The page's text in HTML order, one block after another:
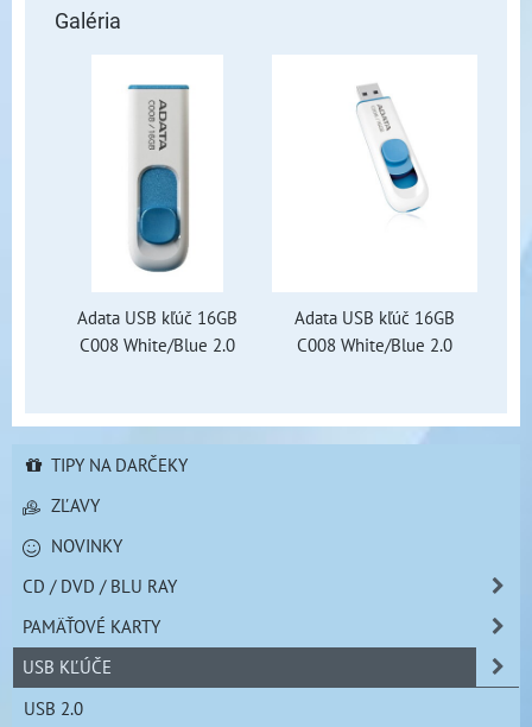
Galéria
Adata USB kľúč 16GB
C008 White/Blue 2.0
Adata USB kľúč 16GB
C008 White/Blue 2.0
TIPY NA DARČEKY
ZĽAVY
NOVINKY
CD / DVD / BLU RAY
PAMÄŤOVÉ KARTY
USB KĽÚČE
USB 2.0